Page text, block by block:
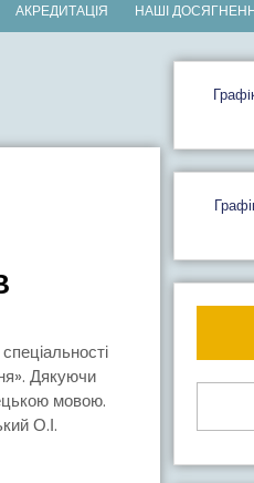
АКРЕДИТАЦІЯ НАШІ
РОБІТ
БАКАЛАВРІВ
Дякуючи
мовою.
О.І.